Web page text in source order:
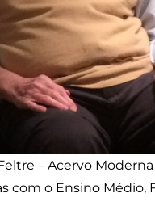
– Acervo Moderna
com o Ensino Médio,